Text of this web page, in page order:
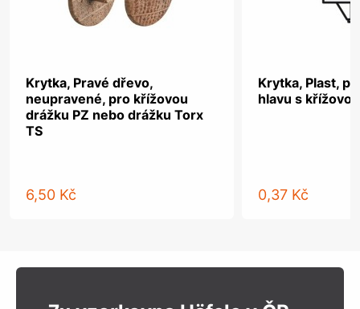
Krytka, Pravé dřevo,
neupravené, pro křížovou
drážku PZ nebo drážku Torx
TS
6,50 Kč
Krytka, Plast,
hlavu s
0,37 Kč